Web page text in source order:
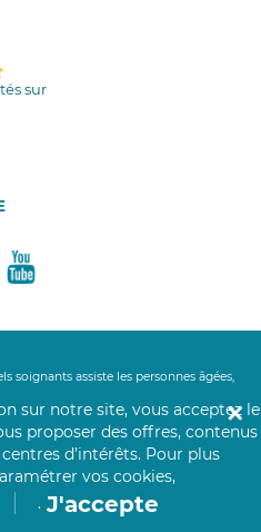
sur
soignants assiste les personnes âgées,
structure. Nos aides à domicile, aides-
leurs bénéficiaires partout en
de la vie quotidienne. Un besoin de
vie proposent leurs services d'aide à la
lever, aide au coucher, aide
sur notre site, vous acceptez le
proposer des offres, contenus
d’intérêts. Pour plus
vos cookies,
. J'accepte
✕